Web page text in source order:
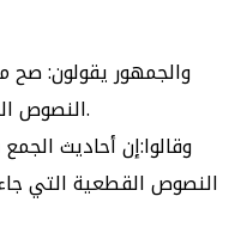
والجمهور يقولون:
النصوص الصحيحة، أنه كان يجمع بين الصلاتين.
وقالوا:إن أحاديث
النصوص القطعية التي